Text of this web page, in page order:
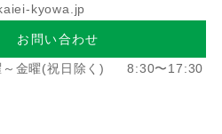
kyowa.jp
お問い合わせ
～金曜(祝日除く) 8:30〜17:30